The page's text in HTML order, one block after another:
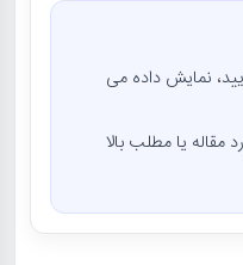
نمایش داده می
مقاله یا مطلب بالا